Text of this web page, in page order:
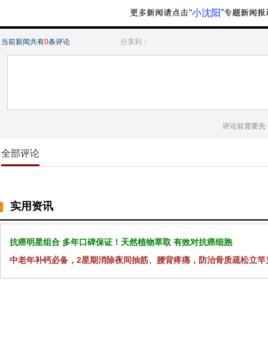
“小沈阳”
当前新闻共有0条评论 分享到：
评论前需要先
全部评论
实用资讯
抗癌明星组合 多年口碑保证！天然植物萃取 有效对抗癌细胞
中老年补钙必备，2星期消除夜间抽筋、腰背疼痛，防治骨质疏松立竿